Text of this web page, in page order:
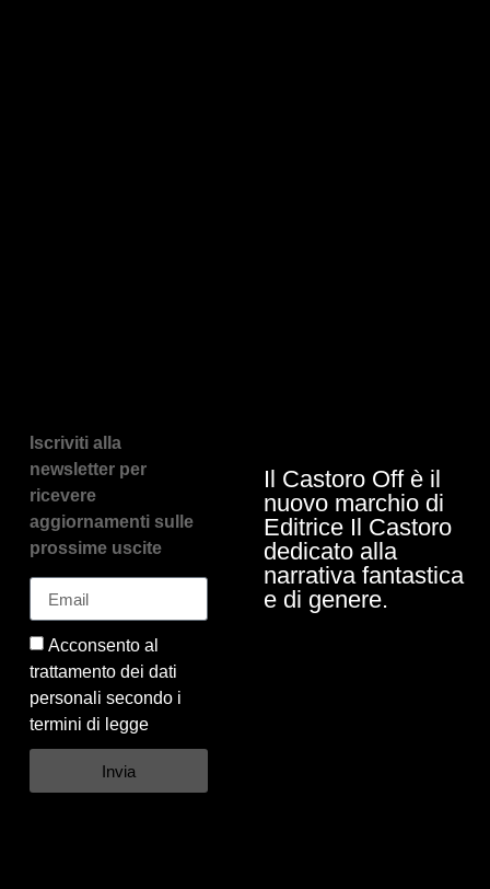
Iscriviti alla
newsletter per
ricevere
aggiornamenti sulle
prossime uscite
Acconsento al
trattamento dei dati
personali secondo i
termini di legge
Invia
Il Castoro Off è il
nuovo marchio di
Editrice Il Castoro
dedicato alla
narrativa fantastica
e di genere.